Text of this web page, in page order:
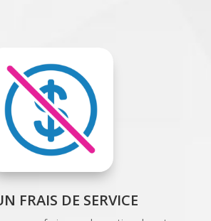
FRAIS DE SERVICE